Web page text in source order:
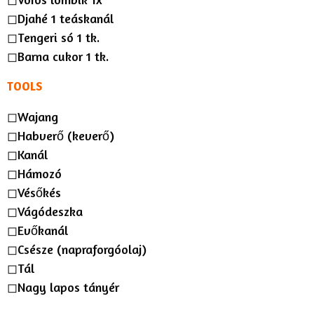
◻︎Djahé 1 teáskanál
◻︎Tengeri só 1 tk.
◻︎Barna cukor 1 tk.
TOOLS
◻︎Wajang
◻︎Habverő (keverő)
◻︎Kanál
◻︎Hámozó
◻︎Vésőkés
◻︎Vágódeszka
◻︎Evőkanál
◻︎Csésze (napraforgóolaj)
◻︎Tál
◻︎Nagy lapos tányér